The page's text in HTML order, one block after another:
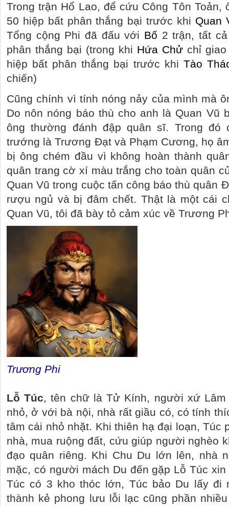
Trong trận Hổ Lao, để cứu Công Tôn
50 hiệp bất phân thắng bại trước khi Quan
Tổng cộng Phi đã đấu với Bố 2 trận, tất
phân thắng bại (trong khi Hứa Chử chỉ
hiệp bất phân thắng bại trước khi Tào
chiến)
Cũng chính vì tính nóng nảy của mình mà
Do nôn nóng báo thù cho anh là Quan Vũ
ông thường đánh đập quân sĩ. Trong
trướng là Trương Đạt và Phạm Cương, họ
bị ông chém đầu vì không hoàn thành
quân trang cờ xí màu trắng cho toàn quân
Quan Vũ trong cuộc tấn công báo thù quân
rượu ngủ và bị đâm chết. Thật là một cái
Quan Vũ, tôi đã bày tỏ cảm xúc về Trương
Trương Phi
Lỗ Túc, tên chữ là Tử Kính, người xứ
nhỏ, ở với bà nội, nhà rất giầu có, có tính
tâm cái nhỏ nhặt. Khi thiên hạ đại loạn, Túc
nhà, mua ruộng đất, cứu giúp người nghèo
đạo quân riêng. Khi Chu Du lớn lên, nhà
mặc, có người mách Du đến gặp Lỗ Túc
Túc có 3 kho thóc lớn, Túc bảo Du lấy đi
thành kẻ phong lưu lỗi lạc cũng phần